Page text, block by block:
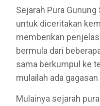
Sejarah Pura
untuk diceritakan
memberikan
bermula dari
sama berkumpul ke
mulailah ada
Mulainya sejarah